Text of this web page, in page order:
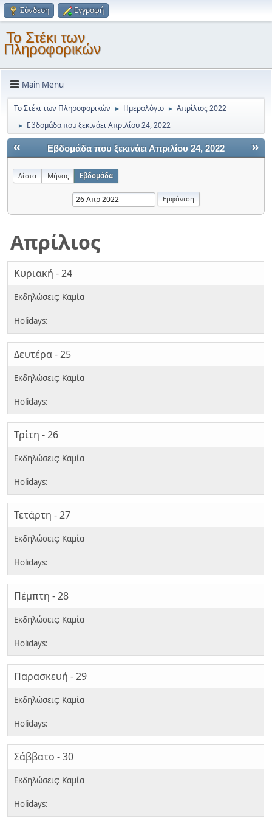
Σύνδεση Εγγραφή
Το Στέκι των
Πληροφορικών
Main Menu
Το Στέκι των Πληροφορικών ► Ημερολόγιο ► Απρίλιος 2022
► Εβδομάδα που ξεκινάει Απριλίου 24, 2022
« »
Εβδομάδα που ξεκινάει Απριλίου 24, 2022
Λίστα Μήνας Εβδομάδα
Απρίλιος
Κυριακή - 24
Δευτέρα - 25
Τρίτη - 26
Τετάρτη - 27
Πέμπτη - 28
Παρασκευή - 29
Σάββατο - 30